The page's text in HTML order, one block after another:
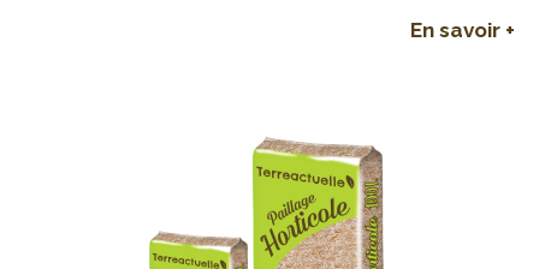
En savoir +